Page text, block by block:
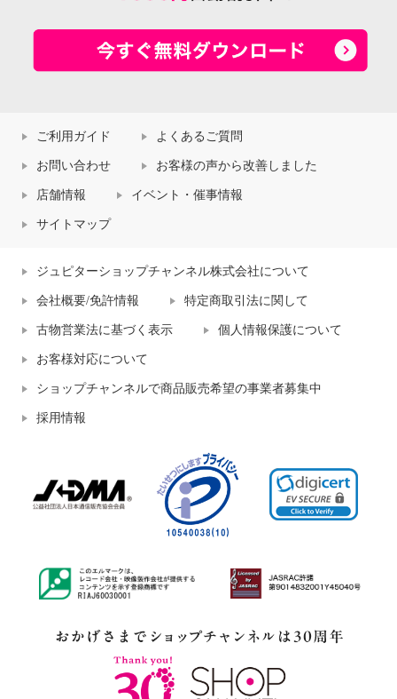
ご利用ガイド よくあるご質問
お問い合わせ お客様の声から改善しました
店舗情報 イベント・催事情報
サイトマップ
ジュピターショップチャンネル株式会社について
会社概要/免許情報 特定商取引法に関して
古物営業法に基づく表示 個人情報保護について
お客様対応について
ショップチャンネルで商品販売希望の事業者募集中
採用情報